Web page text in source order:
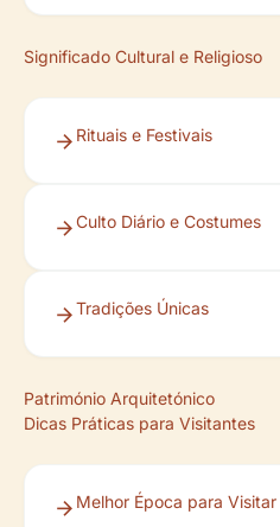
Significado Cultural e Religioso
Rituais e Festivais
Culto Diário e Costumes
Tradições Únicas
Património Arquitetónico
Dicas Práticas para Visitantes
Melhor Época para Visitar